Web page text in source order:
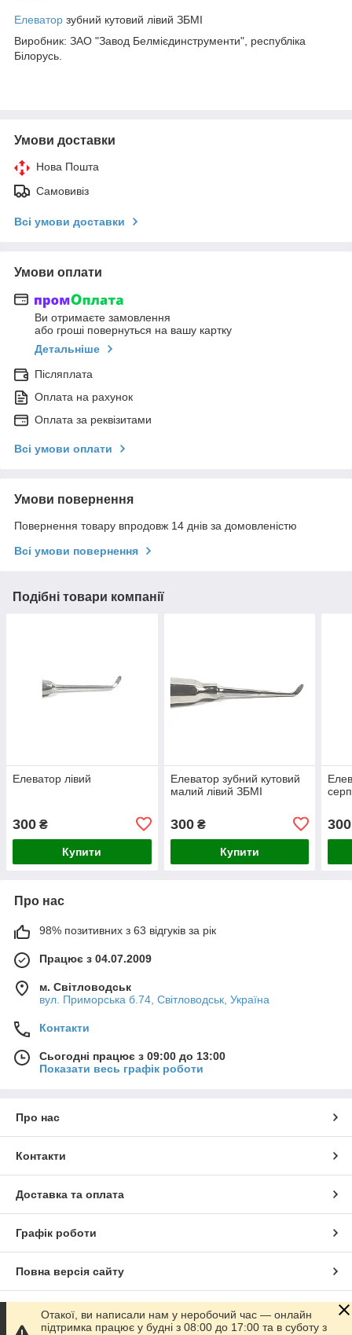
Елеватор зубний кутовий лівий ЗБМІ
Виробник: ЗАО "Завод Белмієдинструменти", республіка
Білорусь.
Умови доставки
Нова Пошта
Самовивіз
Всі умови доставки
Умови оплати
Ви отримаєте замовлення
або гроші повернуться на вашу картку
Детальніше
Післяплата
Оплата на рахунок
Оплата за реквізитами
Всі умови оплати
Умови повернення
Повернення товару впродовж 14 днів за домовленістю
Всі умови повернення
Подібні товари компанії
Елеватор лівий
300 ₴
Купити
Елеватор зубний кутовий
малий лівий ЗБМІ
300₴
Купити
300
Про нас
98% позитивних з 63 відгуків за рік
Працює з 04.07.2009
м. Світловодськ
вул. Приморська б.74, Світловодськ, Україна
Контакти
Сьогодні працює з 09:00 до 13:00
Показати весь графік роботи
Про нас
Контакти
Доставка та оплата
Графік роботи
Повна версія сайту
Сайт створено на маркетплейсі Prom.ua
Отакої, ви написали нам у неробочий час — онлайн
підтримка працює у будні з 08:00 до 17:00 та в суботу з